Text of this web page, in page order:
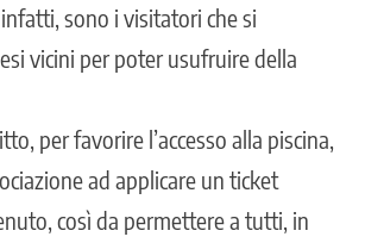
sono i visitatori che si
vicini per poter usufruire della
per favorire l’accesso alla piscina,
ad applicare un ticket
così da permettere a tutti, in